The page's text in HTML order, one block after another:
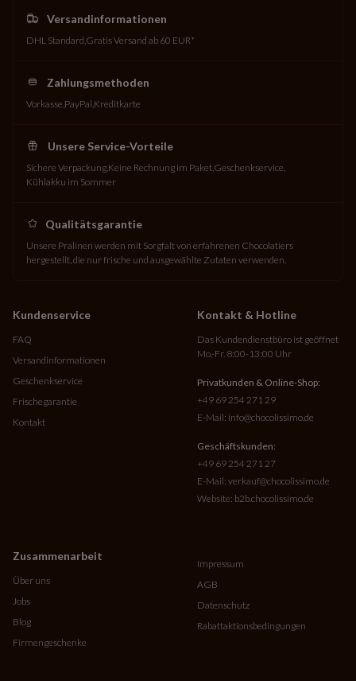
Versandinformationen
DHL Standard Gratis Versand ab 60 EUR*
Zahlungsmethoden
Vorkasse PayPal Kreditkarte
Unsere Service-Vorteile
Sichere Verpackung Keine Rechnung im Paket Geschenkservice
Kühlakku im Sommer
Qualitätsgarantie
Unsere Pralinen werden mit Sorgfalt von erfahrenen Chocolatiers
hergestellt, die nur frische und ausgewählte Zutaten verwenden.
Kundenservice
FAQ
Versandinformationen
Geschenkservice
Frischegarantie
Kontakt
Zusammenarbeit
Über uns
Jobs
Blog
Firmengeschenke
Kontakt & Hotline
Das Kundendienstbüro ist geöffnet
Mo.-Fr. 8:00-13:00 Uhr
Privatkunden & Online-Shop:
+49 69 254 271 29
E-Mail: info@chocolissimo.de
Geschäftskunden:
+49 69 254 271 27
E-Mail: verkauf@chocolissimo.de
Website: b2b.chocolissimo.de
Impressum
AGB
Datenschutz
Rabattaktionsbedingungen